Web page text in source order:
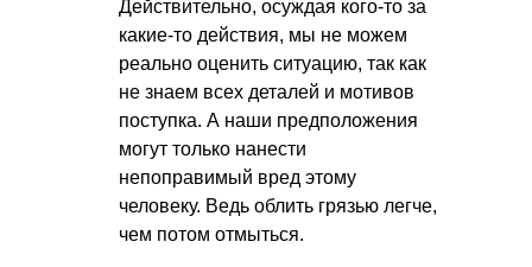
Действительно, осуждая кого-то за
какие-то действия, мы не можем
реально оценить ситуацию, так как
не знаем всех деталей и мотивов
поступка. А наши предположения
могут только нанести
непоправимый вред этому
человеку. Ведь облить грязью легче,
чем потом отмыться.